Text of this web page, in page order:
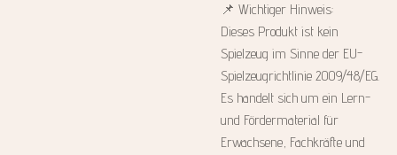
📌 Wichtiger Hinweis:
Dieses Produkt ist kein
Spielzeug im Sinne der EU-
Spielzeugrichtlinie 2009/48/EG.
Es handelt sich um ein Lern-
und Fördermaterial für
Erwachsene, Fachkräfte und